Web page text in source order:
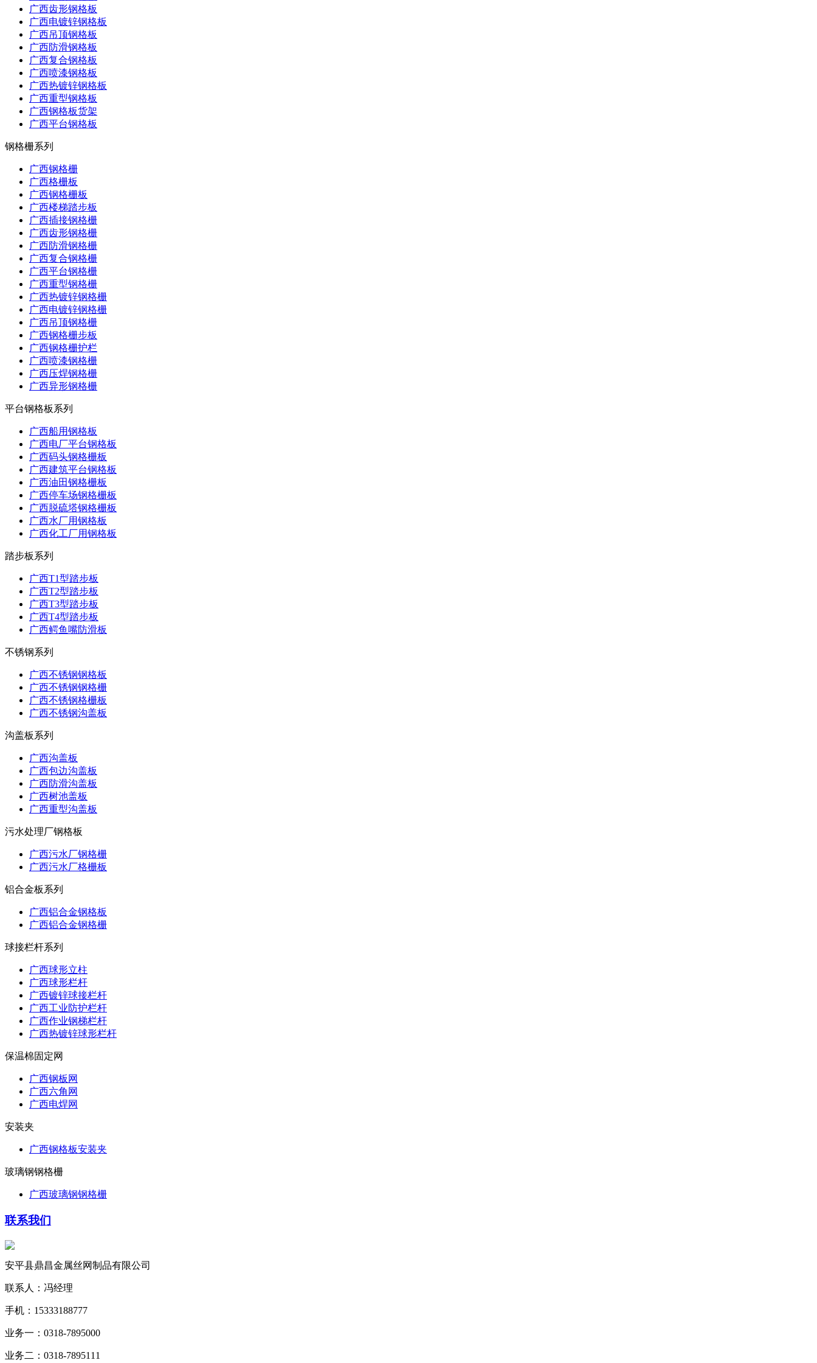
广西齿形钢格板
广西电镀锌钢格板
广西吊顶钢格板
广西防滑钢格板
广西复合钢格板
广西喷漆钢格板
广西热镀锌钢格板
广西重型钢格板
广西钢格板货架
广西平台钢格板
钢格栅系列
广西钢格栅
广西格栅板
广西钢格栅板
广西楼梯踏步板
广西插接钢格栅
广西齿形钢格栅
广西防滑钢格栅
广西复合钢格栅
广西平台钢格栅
广西重型钢格栅
广西热镀锌钢格栅
广西电镀锌钢格栅
广西吊顶钢格栅
广西钢格栅步板
广西钢格栅护栏
广西喷漆钢格栅
广西压焊钢格栅
广西异形钢格栅
平台钢格板系列
广西船用钢格板
广西电厂平台钢格板
广西码头钢格栅板
广西建筑平台钢格板
广西油田钢格栅板
广西停车场钢格栅板
广西脱硫塔钢格栅板
广西水厂用钢格板
广西化工厂用钢格板
踏步板系列
广西T1型踏步板
广西T2型踏步板
广西T3型踏步板
广西T4型踏步板
广西鳄鱼嘴防滑板
不锈钢系列
广西不锈钢钢格板
广西不锈钢钢格栅
广西不锈钢格栅板
广西不锈钢沟盖板
沟盖板系列
广西沟盖板
广西包边沟盖板
广西防滑沟盖板
广西树池盖板
广西重型沟盖板
污水处理厂钢格板
广西污水厂钢格栅
广西污水厂格栅板
铝合金板系列
广西铝合金钢格板
广西铝合金钢格栅
球接栏杆系列
广西球形立柱
广西球形栏杆
广西镀锌球接栏杆
广西工业防护栏杆
广西作业钢梯栏杆
广西热镀锌球形栏杆
保温棉固定网
广西钢板网
广西六角网
广西电焊网
安装夹
广西钢格板安装夹
玻璃钢钢格栅
广西玻璃钢钢格栅
联系我们
安平县鼎昌金属丝网制品有限公司
联系人：冯经理
手机：15333188777
业务一：0318-7895000
业务二：0318-7895111